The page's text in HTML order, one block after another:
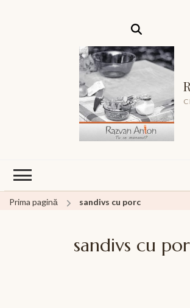
Prima pagină sandivs cu porc
sandivs cu